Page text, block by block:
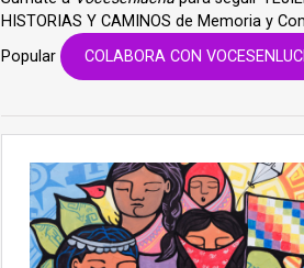
HISTORIAS Y CAMINOS de Memoria y
Popular
COLABORA CON